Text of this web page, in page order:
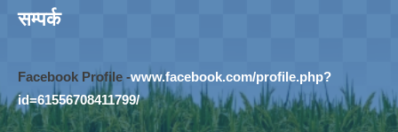
सम्पर्क
Facebook Profile -www.facebook.com/profile.php?
id=61556708411799/